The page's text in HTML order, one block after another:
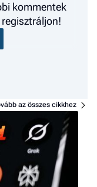
kommentek
az összes cikkhez